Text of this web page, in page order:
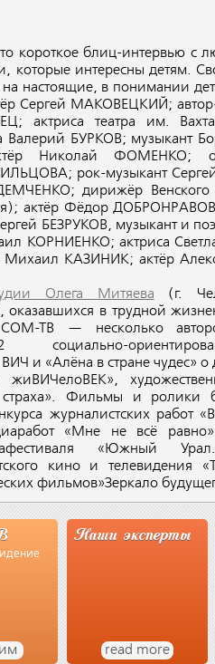
короткое блиц-интервью с
которые интересны детям.
настоящие, в понимании
Сергей МАКОВЕЦКИЙ;
актриса театра им.
Валерий БУРКОВ; музыкант
Николай ФОМЕНКО;
рок-музыкант
дирижёр Венского
); актёр Фёдор
БЕЗРУКОВ, музыкант и
КОРНИЕНКО; актриса
Михаил КАЗИНИК; актёр
Олега Митяева (г.
оказавшихся в трудной
ТВ — несколько
ВИЧ и «Алёна в стране чудес»
страха». Фильмы и ролики
журналистских работ «В
«Мне не всё равно»
«Южный
кино и телевидения
фильмов»Зеркало
Наши эксперты
read more